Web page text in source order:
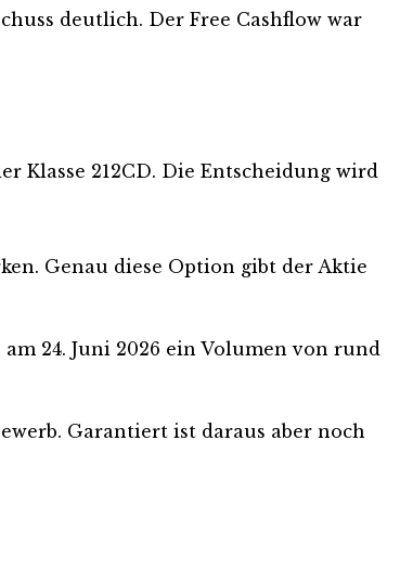
deutlich. Der Free Cashflow war
Klasse 212CD. Die Entscheidung wird
Genau diese Option gibt der Aktie
24. Juni 2026 ein Volumen von rund
Garantiert ist daraus aber noch